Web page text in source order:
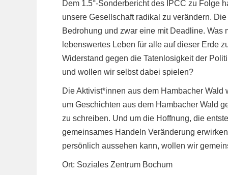
Dem 1.5°-Sonderbericht des IPCC zu Folge
unsere Gesellschaft radikal zu verändern.
Bedrohung und zwar eine mit Deadline. Was
lebenswertes Leben für alle auf dieser Erde
Widerstand gegen die Tatenlosigkeit der
und wollen wir selbst dabei spielen?
Die Aktivist*innen aus dem Hambacher Wald
um Geschichten aus dem Hambacher Wald
zu schreiben. Und um die Hoffnung, die
gemeinsames Handeln Veränderung
persönlich aussehen kann, wollen wir
Ort: Soziales Zentrum Bochum